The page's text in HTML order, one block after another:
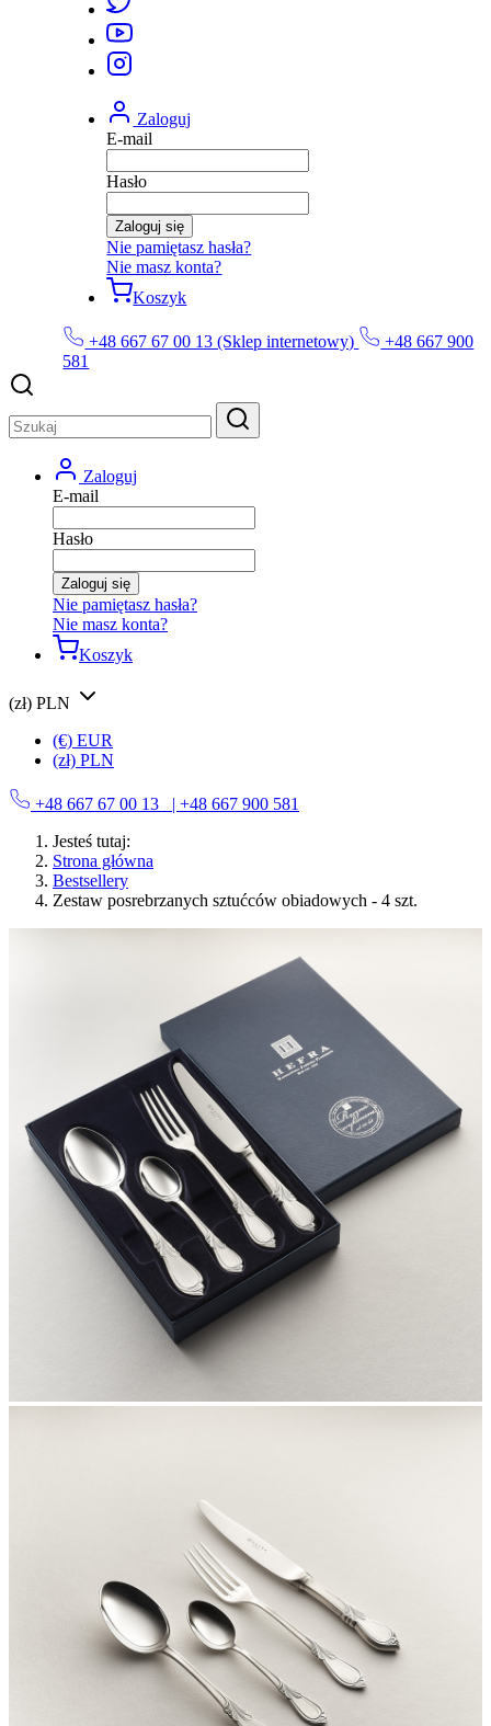
Zaloguj
E-mail
Hasło
Zaloguj się
Nie pamiętasz hasła?
Nie masz konta?
Koszyk
+48 667 67 00 13 (Sklep internetowy)
+48 667 900
581
Zaloguj
E-mail
Hasło
Zaloguj się
Nie pamiętasz hasła?
Nie masz konta?
Koszyk
(zł) PLN
(€) EUR
(zł) PLN
+48 667 67 00 13
| +48 667 900 581
Jesteś tutaj:
Strona główna
Bestsellery
Zestaw posrebrzanych sztućców obiadowych - 4 szt.